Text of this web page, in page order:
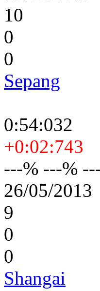
10
0
0
Sepang
0:54:032
+0:02:743
---% ---%
26/05/2013
9
0
0
Shangai